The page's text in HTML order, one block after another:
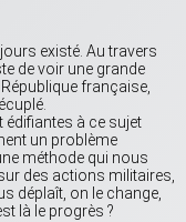
existé. Au travers
de voir une grande
française,
édifiantes à ce sujet
un problème
méthode qui nous
des actions militaires,
déplaît, on le change,
là le progrès ?